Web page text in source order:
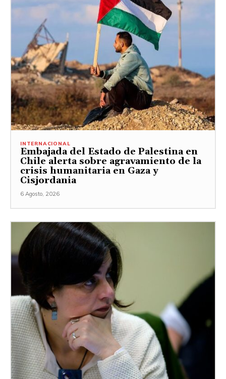
INTERNACIONAL
Embajada del Estado de Palestina en
Chile alerta sobre agravamiento de la
crisis humanitaria en Gaza y
Cisjordania
6 Agosto, 2026